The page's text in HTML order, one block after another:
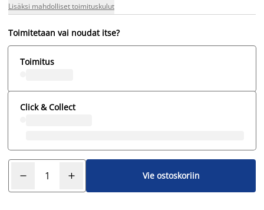
Lisäksi mahdolliset toimituskulut
Toimitetaan vai noudat itse?
Toimitus
Click & Collect
Vie ostoskoriin